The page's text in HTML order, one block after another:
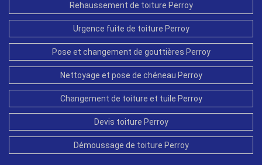
Rehaussement de toiture Perroy
Urgence fuite de toiture Perroy
Pose et changement de gouttières Perroy
Nettoyage et pose de chéneau Perroy
Changement de toiture et tuile Perroy
Devis toiture Perroy
Démoussage de toiture Perroy